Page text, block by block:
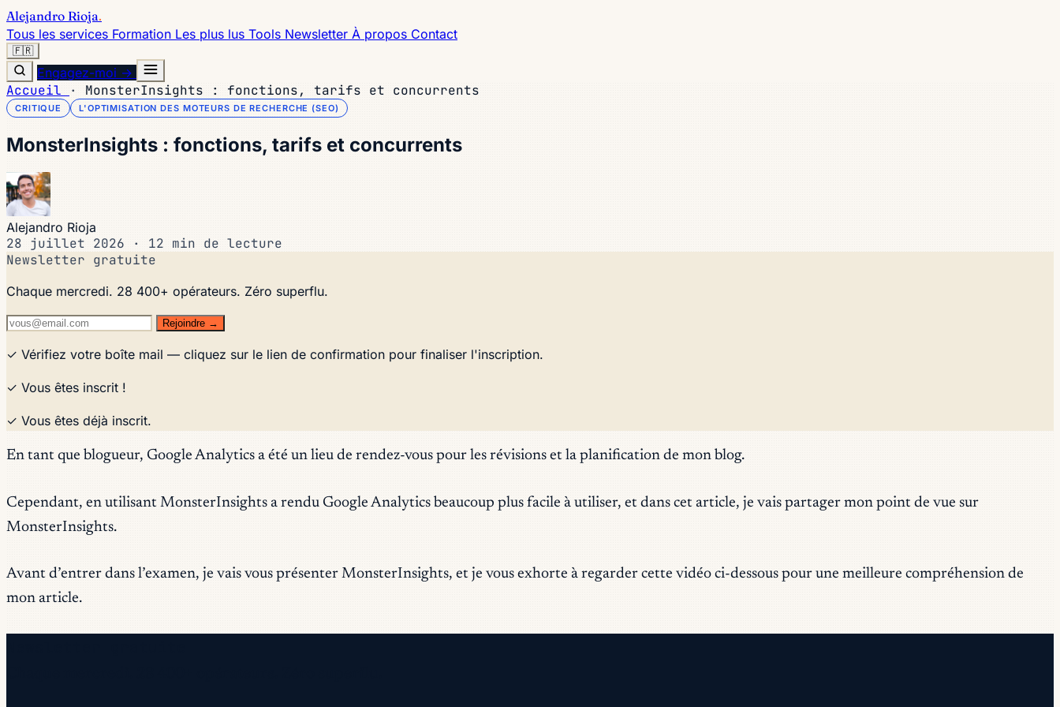
Alejandro Rioja.
Tous les services Formation Les plus lus Tools Newsletter À propos Contact
🇫🇷
Engagez-moi →
Accueil · MonsterInsights : fonctions, tarifs et concurrents
CRITIQUE L'OPTIMISATION DES MOTEURS DE RECHERCHE (SEO)
MonsterInsights : fonctions, tarifs et concurrents
Alejandro Rioja
28 juillet 2026 ·
12 min de lecture
Newsletter gratuite
Chaque mercredi. 28 400+ opérateurs. Zéro superflu.
Rejoindre →
✓ Vérifiez votre boîte mail — cliquez sur le lien de confirmation pour finaliser l'inscription.
✓ Vous êtes inscrit !
✓ Vous êtes déjà inscrit.
En tant que blogueur, Google Analytics a été un lieu de rendez-vous pour les révisions et la planification de mon blog.
Cependant, en utilisant MonsterInsights a rendu Google Analytics beaucoup plus facile à utiliser, et dans cet article, je vais partager mon point de vue sur
MonsterInsights.
Avant d’entrer dans l’examen, je vais vous présenter MonsterInsights, et je vous exhorte à regarder cette vidéo ci-dessous pour une meilleure compréhension de
mon article.